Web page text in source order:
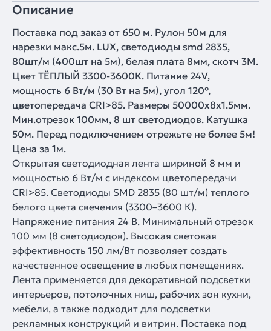
Описание
Поставка под заказ от 650 м. Рулон 50м для
нарезки макс.5м. LUX, светодиоды smd 2835,
80шт/м (400шт на 5м), белая плата 8мм, скотч 3М.
Цвет ТЁПЛЫЙ 3300-3600K. Питание 24V,
мощность 6 Вт/м (30 Вт на 5м), угол 120°,
цветопередача CRI>85. Размеры 50000х8x1.5мм.
Мин.отрезок 100мм, 8 шт светодиодов. Катушка
50м. Перед подключением отрежьте не более 5м!
Цена за 1м.
Открытая светодиодная лента шириной 8 мм и
мощностью 6 Вт/м с индексом цветопередачи
CRI>85. Светодиоды SMD 2835 (80 шт/м) теплого
белого цвета свечения (3300–3600 К).
Напряжение питания 24 В. Минимальный отрезок
100 мм (8 светодиодов). Высокая световая
эффективность 150 лм/Вт позволяет создать
качественное освещение в любых помещениях.
Лента применяется для декоративной подсветки
интерьеров, потолочных ниш, рабочих зон кухни,
мебели, а также подходит для подсветки
рекламных конструкций и витрин. Поставка под